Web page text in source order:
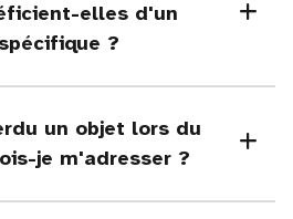
elles d'un
?
un objet lors du
je m'adresser ?